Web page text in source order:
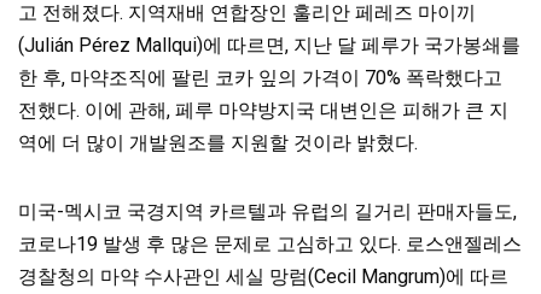
고 전해졌다. 지역재배 연합장인 훌리안 페레즈 마이끼
(Julián Pérez Mallqui)에 따르면, 지난 달 페루가 국가봉쇄를
한 후, 마약조직에 팔린 코카 잎의 가격이 70% 폭락했다고
전했다. 이에 관해, 페루 마약방지국 대변인은 피해가 큰 지
역에 더 많이 개발원조를 지원할 것이라 밝혔다.
미국-멕시코 국경지역 카르텔과 유럽의 길거리 판매자들도,
코로나19 발생 후 많은 문제로 고심하고 있다. 로스앤젤레스
경찰청의 마약 수사관인 세실 망럼(Cecil Mangrum)에 따르